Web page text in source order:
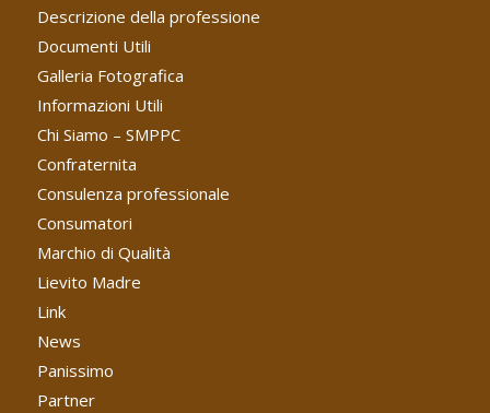
Descrizione della professione
Documenti Utili
Galleria Fotografica
Informazioni Utili
Chi Siamo – SMPPC
Confraternita
Consulenza professionale
Consumatori
Marchio di Qualità
Lievito Madre
Link
News
Panissimo
Partner